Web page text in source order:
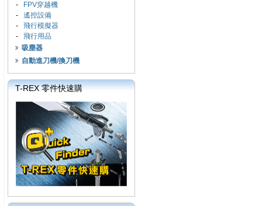
-
FPV穿越機
- 遙控設備
- 飛行模擬器
- 飛行用品
吸塵器
自動進刀機/換刀機
T-REX 零件快速購